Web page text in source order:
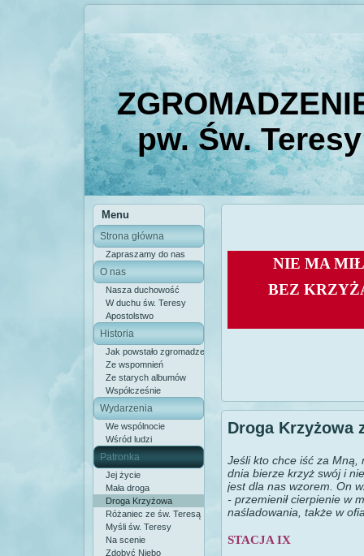
pw. Św.
Menu
Strona główna
Zapraszamy do nas
O nas
Nasza duchowość
W duchu św. Teresy
Apostolstwo
Historia
Jak powstało zgromadzenie
Ze wspomnień
Ze starych albumów
Współcześnie
Wydarzenia
We wspólnocie
Wśród ludzi
Patronka
Jej życie
Mała droga
Droga Krzyżowa
Różaniec ze św. Teresą
Myśli św. Teresy
Na scenie
Zdobyć Niebo
NIE MA
BEZ
Droga Krzyżowa
Jeśli kto chce iść za Mną,
dnia bierze krzyż swój i
jest dla nas wzorem. On
- przemienił cierpienie w
naśladowania, także w
STACJA IX